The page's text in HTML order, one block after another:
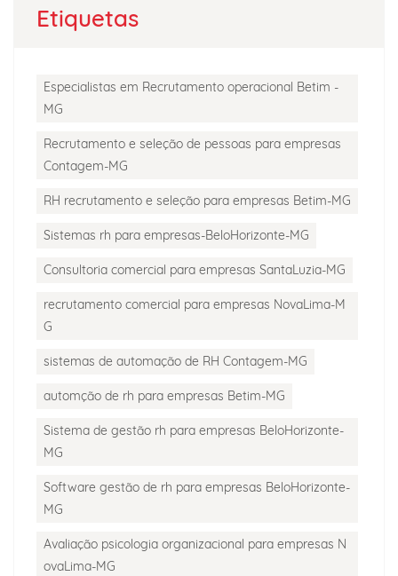
Etiquetas
Especialistas em Recrutamento operacional Betim -
MG
Recrutamento e seleção de pessoas para empresas
Contagem-MG
RH recrutamento e seleção para empresas Betim-MG
Sistemas rh para empresas-BeloHorizonte-MG
Consultoria comercial para empresas SantaLuzia-MG
recrutamento comercial para empresas NovaLima-M
G
sistemas de automação de RH Contagem-MG
automção de rh para empresas Betim-MG
Sistema de gestão rh para empresas BeloHorizonte-
MG
Software gestão de rh para empresas BeloHorizonte-
MG
Avaliação psicologia organizacional para empresas N
ovaLima-MG